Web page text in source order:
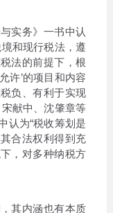
实务》一书中认
和现行税法，遵
法的前提下，根
许’的项目和内容
负、有利于实现
献中、沈肇章等
认为“税收筹划是
合法权利得到充
，对多种纳税方
其内涵也有本质